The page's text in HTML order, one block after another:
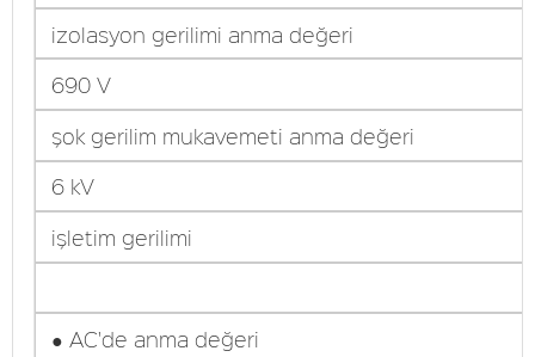
izolasyon gerilimi anma değeri
690 V
şok gerilim mukavemeti anma değeri
6 kV
işletim gerilimi
● AC'de anma değeri